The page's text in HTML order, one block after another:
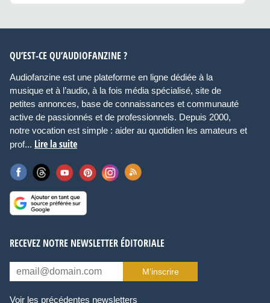
QU’EST-CE QU’AUDIOFANZINE ?
Audiofanzine est une plateforme en ligne dédiée à la
musique et à l’audio, à la fois média spécialisé, site de
petites annonces, base de connaissances et communauté
active de passionnés et de professionnels. Depuis 2000,
notre vocation est simple : aider au quotidien les amateurs et
prof... Lire la suite
RECEVEZ NOTRE NEWSLETTER ÉDITORIALE
M’inscrire
Voir les précédentes newsletters